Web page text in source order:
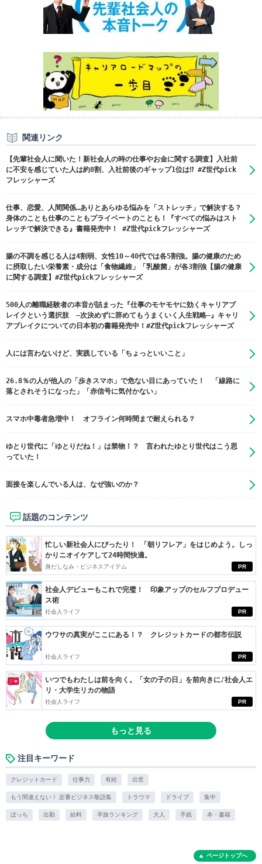
関連リンク
【先輩社会人に聞いた！新社会人の時の仕事やお金に関する調査】入社前
に不安を感じていた人は約8割、入社前後のギャップ1位は⁉ #Z世代pick
フレッシャーズ
仕事、恋愛、人間関係…ありとあらゆる悩みを「ストレッチ」で解決する？
身体のことも仕事のこともプライベートのことも！『すべての悩みはスト
レッチで解決できる』書籍発売中！ #Z世代pickフレッシャーズ
腸の不調を感じる人は4割弱、女性10～40代では各5割強。腸の健康のため
に摂取したい栄養素・成分は「食物繊維」「乳酸菌」が各3割強【腸の健康
に関する調査】#Z世代pickフレッシャーズ
500人の離職経験者の本音が詰まった『仕事のモヤモヤに効くキャリアブ
レイクという選択肢 ―次決めずに辞めてもうまくいく人生戦略―』キャリ
アブレイクについての日本初の書籍発売中！#Z世代pickフレッシャーズ
人には言わないけど、実践している「ちょっといいこと」
26.8％の人が他人の「歩きスマホ」で危ない目にあっていた！ 「線路に
落とされそうになった」「赤信号に気付かない」
スマホ中毒者急増中！ オフライン何時間まで耐えられる？
ゆとり世代に「ゆとりだね！」は禁物！？ 言われたゆとり世代はこう思
っていた！
面接を楽しんでいる人は、なぜ強いのか？
話題のコンテンツ
PR
忙しい新社会人にぴったり！ 「朝リフレア」をはじめよう。しっ
かりニオイケアして24時間快適。
身だしなみ・ビジネスアイテム
PR
社会人デビューもこれで完璧！ 印象アップのセルフプロデュー
ス術
社会人ライフ
PR
ウワサの真実がここにある！？ クレジットカードの都市伝説
社会人ライフ
PR
いつでもわたしは前を向く。「女の子の日」を前向きに♪社会人エ
リ・大学生リカの物語
社会人ライフ
もっと見る
注目キーワード
クレジットカード 仕事力 有給 出世
もう間違えない！ 定番ビジネス敬語集 トラウマ ドライブ 集中
ぼっち 出勤 給料 卒旅ランキング 大人 手紙 本・書籍
ページトップへ